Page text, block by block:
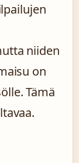
niiden
on
Tämä